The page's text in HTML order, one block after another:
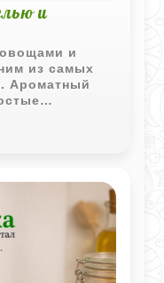
и
и
из самых
Ароматный
вкус,
времени